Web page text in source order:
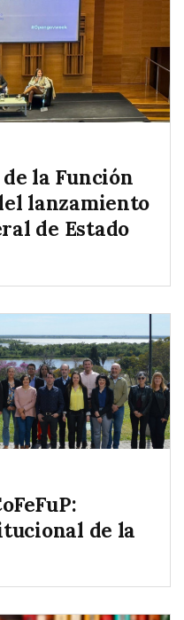
la Función
lanzamiento
de Estado
de la